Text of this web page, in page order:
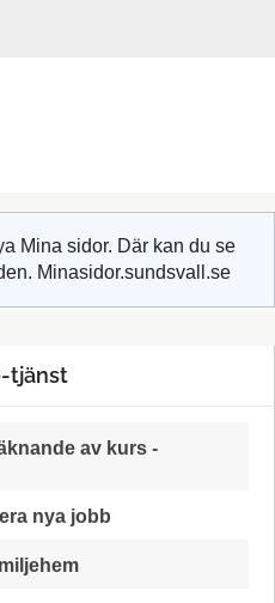
Mina sidor. Där kan du se
Minasidor.sundsvall.se
tjänst
av kurs -
nya jobb